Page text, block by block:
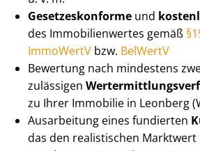
Ge­set­zes­kon­for­me und
des Im­mo­bi­li­en­wer­tes gemäß
ImmoWertV bzw. BelWertV
Bewertung nach mindestens
zulässigen
zu Ihrer Immobilie in Leonberg
Ausarbeitung eines fundierten
das den realistischen